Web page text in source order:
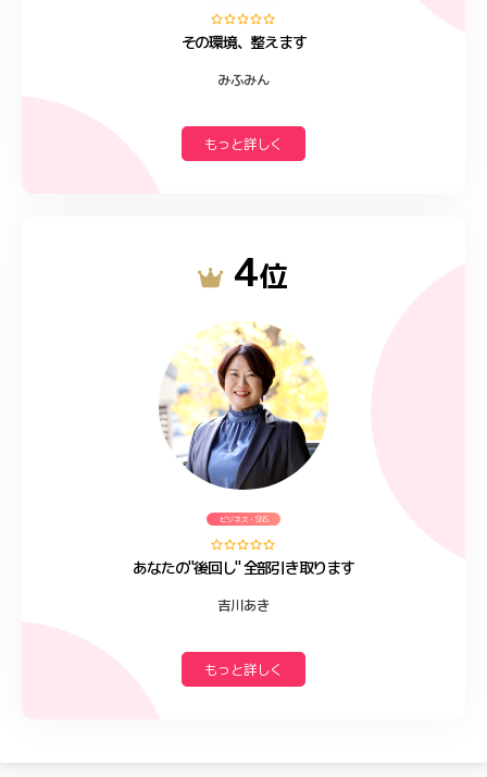
その環境、整えます
みふみん
もっと詳しく
4位
ビジネス・SNS
あなたの"後回し" 全部引き取ります
吉川あき
もっと詳しく